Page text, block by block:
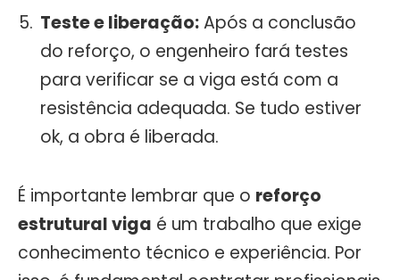
Teste e liberação:Após a conclusão
do reforço, o engenheiro fará testes
para verificar se a viga está com a
resistência adequada. Se tudo estiver
ok, a obra é liberada.
É importante lembrar que o reforço
estrutural viga é um trabalho que exige
conhecimento técnico e experiência. Por